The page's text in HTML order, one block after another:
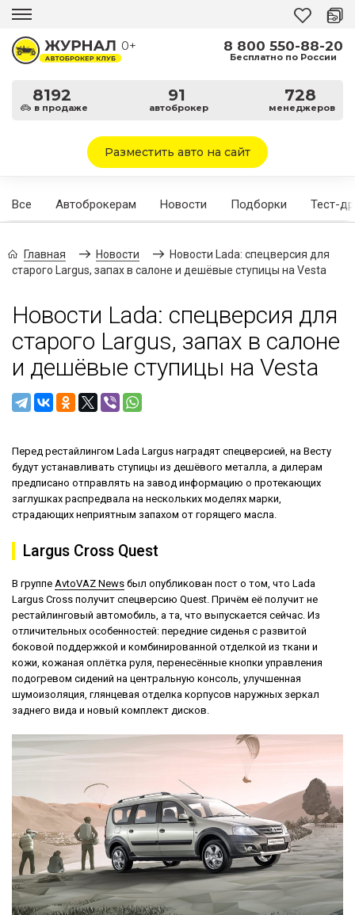
0+
8192
в продаже
91
автоброкер
728
менеджеров
8 800 550-88-20
Бесплатно по России
Разместить авто на сайт
Все Автоброкерам Новости Подборки Тест-
Главная Новости
Новости Lada: спецверсия для
старого Largus, запах в салоне и дешёвые ступицы на Vesta
Новости Lada: спецверсия для
старого Largus, запах в салоне
и дешёвые ступицы на Vesta
Перед рестайлингом Lada Largus наградят спецверсией, на Весту
будут устанавливать ступицы из дешёвого металла, а дилерам
предписано отправлять на завод информацию о протекающих
заглушках распредвала на нескольких моделях марки,
страдающих неприятным запахом от горящего масла.
Largus Cross Quest
В группе AvtoVAZ News был опубликован пост о том, что Lada
Largus Cross получит спецверсию Quest. Причём её получит не
рестайлинговый автомобиль, а та, что выпускается сейчас. Из
отличительных особенностей: передние сиденья с развитой
боковой поддержкой и комбинированной отделкой из ткани и
кожи, кожаная оплётка руля, перенесённые кнопки управления
подогревом сидений на центральную консоль, улучшенная
шумоизоляция, глянцевая отделка корпусов наружных зеркал
заднего вида и новый комплект дисков.